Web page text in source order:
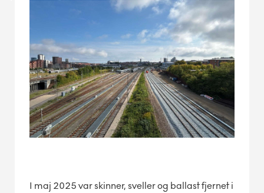
I maj 2025 var skinner, sveller og ballast fjernet i